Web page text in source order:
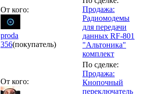
От кого:
proda
356(покупатель)
Продажа:
Радиомодемы
для передачи
данных RF-801
"Альтоника"
комплект
От кого:
По сделке:
Продажа:
Кнопочный
переключатель